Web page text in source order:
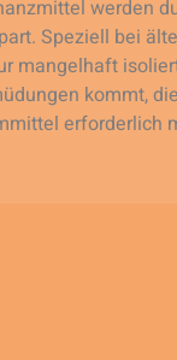
werden
Speziell bei
mangelhaft
kommt,
erforderlich